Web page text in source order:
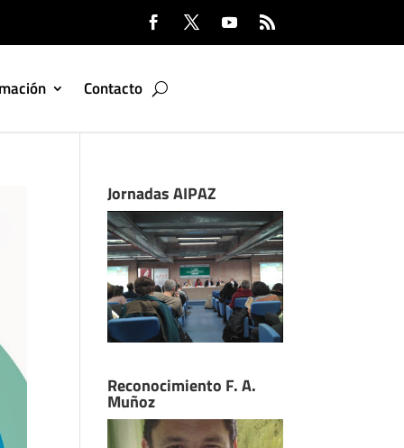
Contacto
Jornadas AIPAZ
Reconocimiento F. A.
Muñoz